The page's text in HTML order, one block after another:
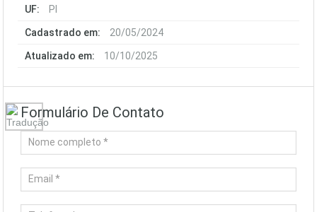
UF: PI
Cadastrado em: 20/05/2024
Atualizado em: 10/10/2025
Formulário De Contato